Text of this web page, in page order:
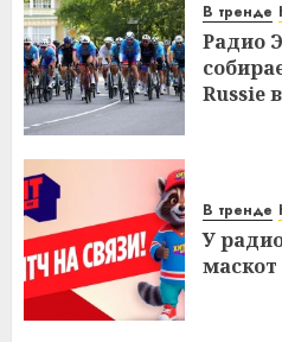
В тренде
Радио
Russie
В тренде
У